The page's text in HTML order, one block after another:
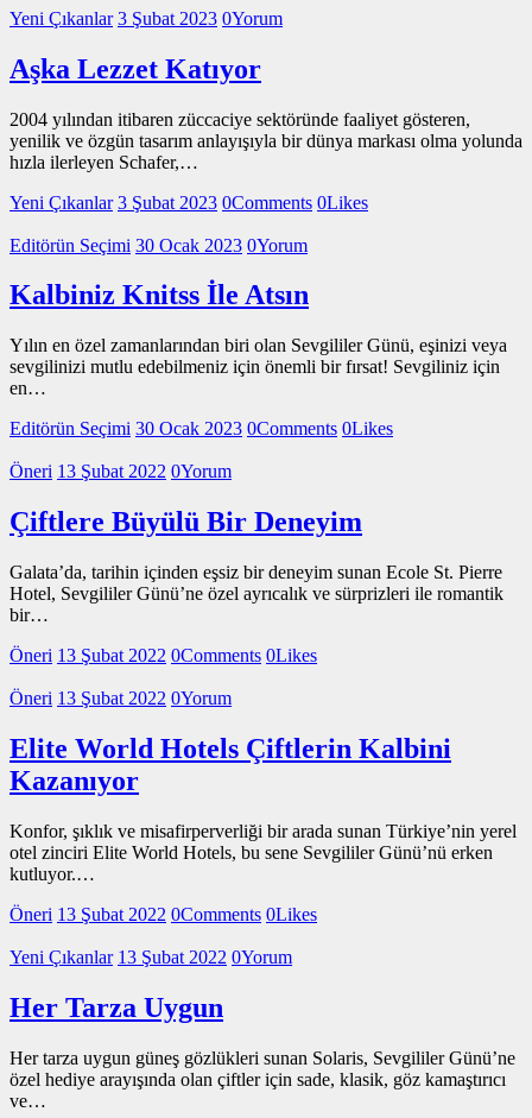
Yeni Çıkanlar 3 Şubat 2023 0Yorum
Aşka Lezzet Katıyor
2004 yılından itibaren züccaciye sektöründe faaliyet gösteren,
yenilik ve özgün tasarım anlayışıyla bir dünya markası olma yolunda
hızla ilerleyen Schafer,…
Yeni Çıkanlar 3 Şubat 2023 0Comments 0Likes
Editörün Seçimi 30 Ocak 2023 0Yorum
Kalbiniz Knitss İle Atsın
Yılın en özel zamanlarından biri olan Sevgililer Günü, eşinizi veya
sevgilinizi mutlu edebilmeniz için önemli bir fırsat! Sevgiliniz için
en…
Editörün Seçimi 30 Ocak 2023 0Comments 0Likes
Öneri 13 Şubat 2022 0Yorum
Çiftlere Büyülü Bir Deneyim
Galata’da, tarihin içinden eşsiz bir deneyim sunan Ecole St. Pierre
Hotel, Sevgililer Günü’ne özel ayrıcalık ve sürprizleri ile romantik
bir…
Öneri 13 Şubat 2022 0Comments 0Likes
Öneri 13 Şubat 2022 0Yorum
Elite World Hotels Çiftlerin Kalbini
Kazanıyor
Konfor, şıklık ve misafirperverliği bir arada sunan Türkiye’nin yerel
otel zinciri Elite World Hotels, bu sene Sevgililer Günü’nü erken
kutluyor.…
Öneri 13 Şubat 2022 0Comments 0Likes
Yeni Çıkanlar 13 Şubat 2022 0Yorum
Her Tarza Uygun
Her tarza uygun güneş gözlükleri sunan Solaris, Sevgililer Günü’ne
özel hediye arayışında olan çiftler için sade, klasik, göz kamaştırıcı
ve…